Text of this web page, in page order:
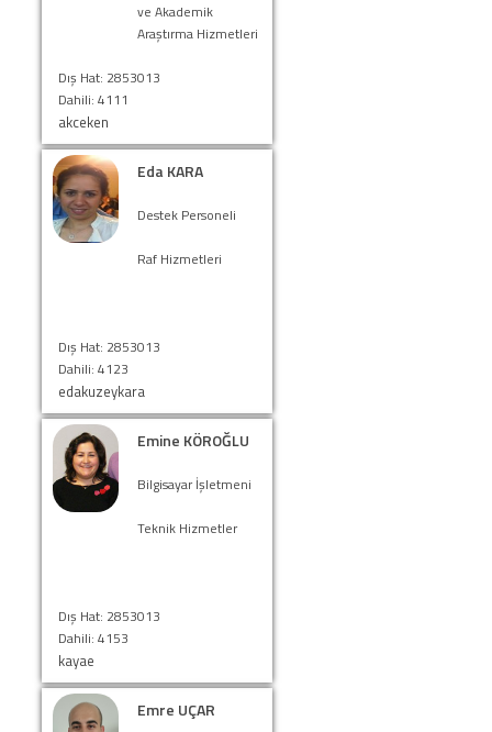
ve Akademik
Araştırma Hizmetleri
Dış Hat: 2853013
Dahili: 4111
akceken
Eda KARA
Destek Personeli
Raf Hizmetleri
Dış Hat: 2853013
Dahili: 4123
edakuzeykara
Emine KÖROĞLU
Bilgisayar İşletmeni
Teknik Hizmetler
Dış Hat: 2853013
Dahili: 4153
kayae
Emre UÇAR